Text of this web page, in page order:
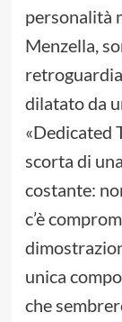
personalità
Menzella,
dilatato da
«Dedicated
scorta di
costante:
c’è
unica
che